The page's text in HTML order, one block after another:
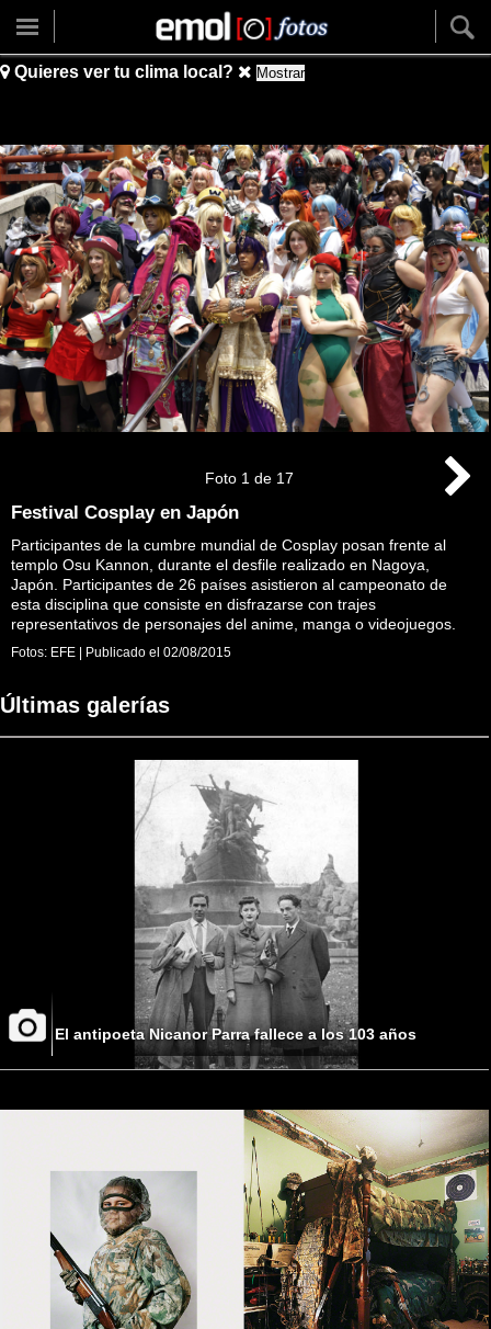
Quieres ver tu clima local? Mostrar
Foto 1 de 17
Festival Cosplay en Japón
Participantes de la cumbre mundial de Cosplay posan frente al
templo Osu Kannon, durante el desfile realizado en Nagoya,
Japón. Participantes de 26 países asistieron al campeonato de
esta disciplina que consiste en disfrazarse con trajes
representativos de personajes del anime, manga o videojuegos.
Fotos: EFE | Publicado el 02/08/2015
Últimas galerías
El antipoeta Nicanor Parra fallece a los 103 años